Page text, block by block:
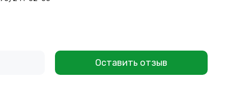
Оставить отзыв